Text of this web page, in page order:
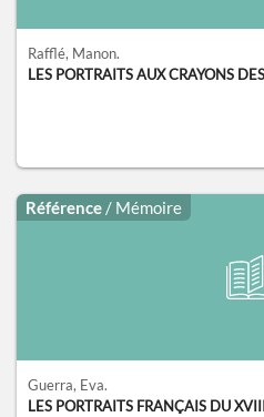
Rafflé, Manon.
LES PORTRAITS AUX CRAYONS
Référence / Mémoire
Guerra, Eva.
LES PORTRAITS FRANÇAIS DU